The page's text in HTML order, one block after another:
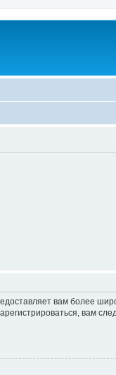
вам более
вам